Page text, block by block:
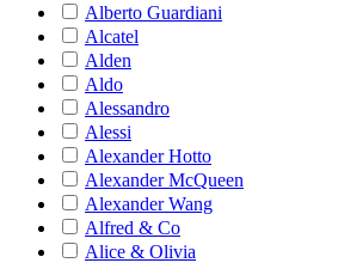
Alberto Guardiani
Alcatel
Alden
Aldo
Alessandro
Alessi
Alexander Hotto
Alexander McQueen
Alexander Wang
Alfred & Co
Alice & Olivia